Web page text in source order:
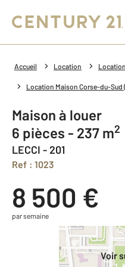
Accueil Location
Location Maison Corse-du-Sud
Maison à louer
6 pièces - 237 m2
LECCI - 201
Ref : 1023
8 500 €
par semaine
Voir